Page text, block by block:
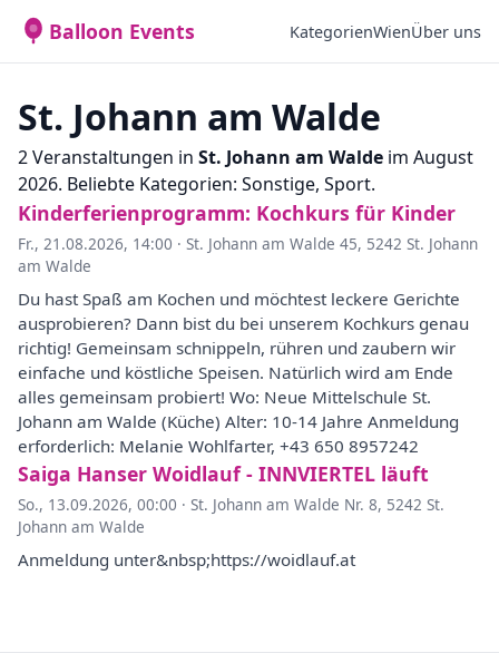
Balloon Events KategorienWienÜber uns
St. Johann am Walde
2 Veranstaltungen in St. Johann am Walde im August
2026. Beliebte Kategorien: Sonstige, Sport.
Kinderferienprogramm: Kochkurs für Kinder
Fr., 21.08.2026, 14:00 · St. Johann am Walde 45, 5242 St. Johann
am Walde
Du hast Spaß am Kochen und möchtest leckere Gerichte
ausprobieren? Dann bist du bei unserem Kochkurs genau
richtig! Gemeinsam schnippeln, rühren und zaubern wir
einfache und köstliche Speisen. Natürlich wird am Ende
alles gemeinsam probiert! Wo: Neue Mittelschule St.
Johann am Walde (Küche) Alter: 10-14 Jahre Anmeldung
erforderlich: Melanie Wohlfarter, +43 650 8957242
Saiga Hanser Woidlauf - INNVIERTEL läuft
So., 13.09.2026, 00:00 · St. Johann am Walde Nr. 8, 5242 St.
Johann am Walde
Anmeldung unter&nbsp;https://woidlauf.at